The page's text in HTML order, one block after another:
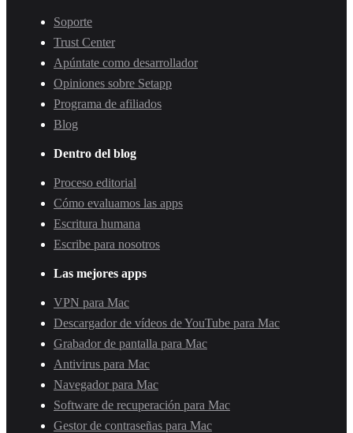
Soporte
Trust Center
Apúntate como desarrollador
Opiniones sobre Setapp
Programa de afiliados
Blog
Dentro del blog
Proceso editorial
Cómo evaluamos las apps
Escritura humana
Escribe para nosotros
Las mejores apps
VPN para Mac
Descargador de vídeos de YouTube para Mac
Grabador de pantalla para Mac
Antivirus para Mac
Navegador para Mac
Software de recuperación para Mac
Gestor de contraseñas para Mac